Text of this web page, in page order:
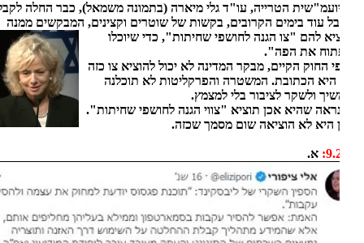
הטרייה, עו"ד גלי מיארה (בתמונה משמאל), כבר החלה לקבל
עוד בימים הקרובים, בקשות של שוטרים וקצינים, המבקשים ממנה
להם "צו הגנה לחושפי שחיתות", כדי שיוכלו
את הפה".
החוק הקיים, מבקר המדינה לא יכול להוציא צו כזה
היא הכתובת. המשטרה והפרקליטות לא תוכלנה
ולשקר לציבור בלי למצמץ.
שהיא אכן תוציא "צווי הגנה לחושפי שחיתות".
היא לא הוציאה שום מסמך שכזה.
א.